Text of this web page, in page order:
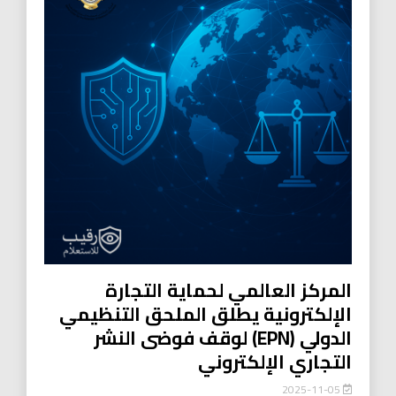
المركز العالمي لحماية التجارة
الإلكترونية يطلق الملحق التنظيمي
الدولي (EPN) لوقف فوضى النشر
التجاري الإلكتروني